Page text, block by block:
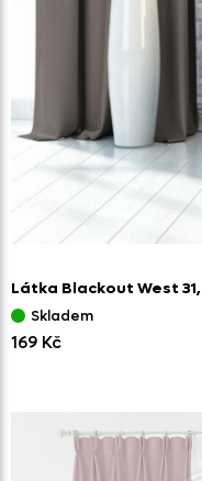
Látka Blackout West 31,
Skladem
169 Kč